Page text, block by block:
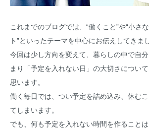
これまでのブログでは、“働くこと”や“小さ
ト”といったテーマを中心にお伝えしてきま
今回は少し方向を変えて、暮らしの中で自
まり「予定を入れない日」の大切さについ
思います。
働く毎日では、つい予定を詰め込み、休む
てしまいます。
でも、何も予定を入れない時間を作ること